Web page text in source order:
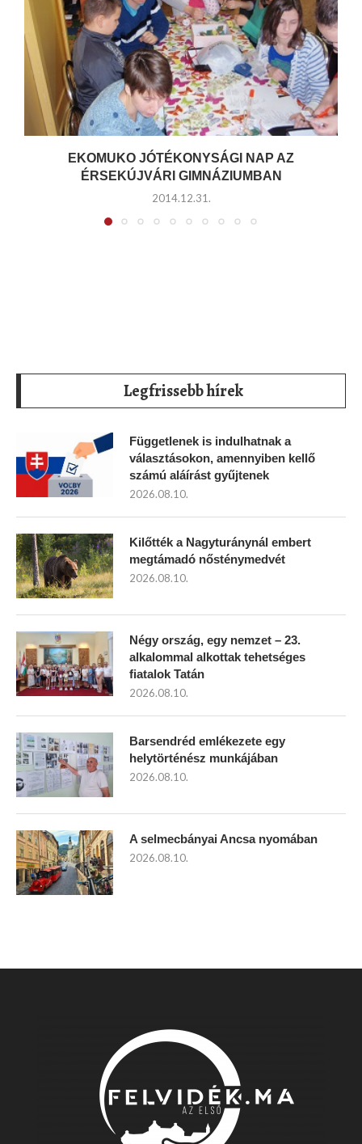
EKOMUKO JÓTÉKONYSÁGI NAP AZ
ÉRSEKÚJVÁRI GIMNÁZIUMBAN
2014.12.31.
Legfrissebb hírek
Függetlenek is indulhatnak a
választásokon, amennyiben kellő
számú aláírást gyűjtenek
2026.08.10.
Kilőtték a Nagyturánynál embert
megtámadó nősténymedvét
2026.08.10.
Négy ország, egy nemzet – 23.
alkalommal alkottak tehetséges
fiatalok Tatán
2026.08.10.
Barsendréd emlékezete egy
helytörténész munkájában
2026.08.10.
A selmecbányai Ancsa nyomában
2026.08.10.